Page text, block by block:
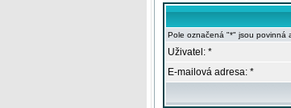
Pole označená "*" jsou povinná
Uživatel: *
E-mailová adresa: *